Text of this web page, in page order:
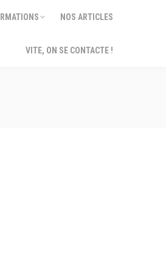
NOS ARTICLES
VITE, ON SE CONTACTE !
NOS ARTICLES
VITE, ON SE CONTACTE !